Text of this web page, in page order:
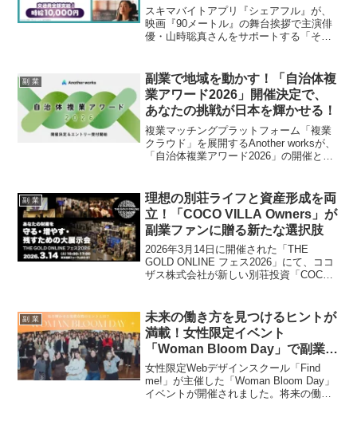
登場！
スキマバイトアプリ『シェアフル』が、
映画『90メートル』の舞台挨拶で主演俳
優・山時聡真さんをサポートする「そば
に加え、サインや記念撮影といった特別
な特典も。映画ファンや副業ファンにと
って、忘れられない「推し活」体験にな
ること間違いなしのこの企画について、
詳細をご紹介します。
副 業
副業で地域を動かす！「自治体複
業アワード2026」開催決定で、
あなたの挑戦が日本を輝かせる！
複業マッチングプラットフォーム「複業
クラウド」を展開するAnother worksが、
「自治体複業アワード2026」の開催とエ
事例を表彰するこのアワードは、あなた
のスキルと情熱で日本をより良くするチ
ャンスを応援します！
副 業
理想の別荘ライフと資産形成を両
立！「COCO VILLA Owners」が
副業ファンに贈る新たな選択肢
2026年3月14日に開催された「THE
GOLD ONLINE フェス2026」にて、ココ
ザス株式会社が新しい別荘投資「COCO
た。維持管理の負担を解消し、マルチ拠
点利用と収益化を可能にするこの革新的
なビジネスモデルは、これからの資産形
成に新たな風を吹き込むことでしょう。
副 業
未来の働き方を見つけるヒントが
満載！女性限定イベント
「Woman Bloom Day」で副業へ
の一歩を踏み出そう
女性限定Webデザインスクール「Find
me!」が主催した「Woman Bloom Day」
イベントが開催されました。将来の働き